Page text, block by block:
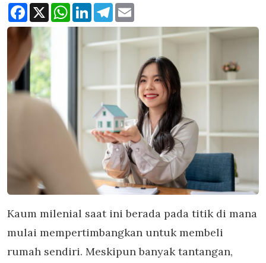
Facebook
X WhatsApp
LinkedInTelegram
Kaum milenial saat ini berada pada titik di mana
mulai mempertimbangkan untuk membeli
rumah sendiri. Meskipun banyak tantangan,